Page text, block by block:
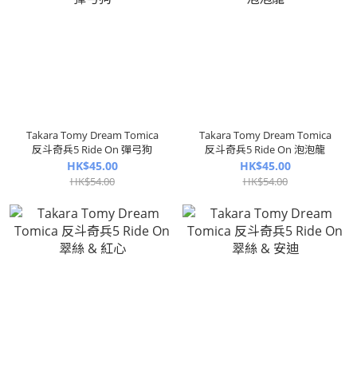
Takara Tomy Dream Tomica
反斗奇兵5 Ride On 彈弓狗
HK$45.00
HK$54.00
Takara Tomy Dream Tomica
反斗奇兵5 Ride On 泡泡龍
HK$45.00
HK$54.00